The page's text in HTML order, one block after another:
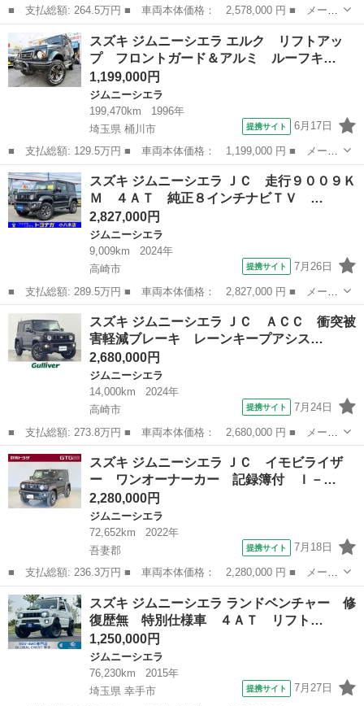
■ 支払総額: 264.5万円 ■ 車両本体価格： 2,578,000 円 ■ メーカ
ー名： スズキ ■ 車種名： ジムニーシエラ ■ グレード名： Ｊ
Ｌ パートタイム４ＷＤ セーフティサポート ディスプレイオーデ
ィオ バ...
太田市 ジムニーシエラ
スズキ ジムニーシエラ エルク リフトアッ
プ フロントガード＆アルミ ルーフキ…
1,199,000円
ジムニーシエラ
199,470km
1996年
埼玉県 桶川市
提携サイト 6月17日
■ 支払総額: 129.5万円 ■ 車両本体価格： 1,199,000 円 ■ メーカ
ー名： スズキ ■ 車種名： ジムニーシエラ ■ グレード名： エ
ルク リフトアップ フロントガード＆アルミ ルーフキャリア付
■ 排気...
埼玉 桶川市 ジムニーシエラ
スズキ ジムニーシエラ ＪＣ 走行９００９Ｋ
Ｍ ４ＡＴ 純正８インチナビＴＶ …
2,827,000円
ジムニーシエラ
9,009km
2024年
高崎市
提携サイト 7月26日
■ 支払総額: 289.5万円 ■ 車両本体価格： 2,827,000 円 ■ メーカ
ー名： スズキ ■ 車種名： ジムニーシエラ ■ グレード名： Ｊ
Ｃ 走行９００９ＫＭ ４ＡＴ 純正８インチナビＴＶ ブルートゥ
ース接続...
群馬 高崎市 ジムニーシエラ
スズキ ジムニーシエラ ＪＣ ＡＣＣ 衝突被
害軽減ブレーキ レーンキープアシス…
2,680,000円
ジムニーシエラ
14,000km
2024年
高崎市
提携サイト 7月24日
■ 支払総額: 273.8万円 ■ 車両本体価格： 2,680,000 円 ■ メーカ
ー名： スズキ ■ 車種名： ジムニーシエラ ■ グレード名： Ｊ
Ｃ ＡＣＣ 衝突被害軽減ブレーキ レーンキープアシスト オート
ＬＥＤラ...
群馬 高崎市 ジムニーシエラ
スズキ ジムニーシエラ ＪＣ イモビライザ
ー ワンオーナーカー 記録簿付 Ｉ－…
2,280,000円
ジムニーシエラ
72,652km
2022年
吾妻郡
提携サイト 7月18日
■ 支払総額: 236.3万円 ■ 車両本体価格： 2,280,000 円 ■ メーカ
ー名： スズキ ■ 車種名： ジムニーシエラ ■ グレード名： Ｊ
Ｃ イモビライザー ワンオーナーカー 記録簿付 Ｉ－ＳＴＯＰ
インテリ...
群馬 吾妻郡 ジムニーシエラ
スズキ ジムニーシエラ ランドベンチャー 修
復歴無 特別仕様車 ４ＡＴ リフト…
1,250,000円
ジムニーシエラ
76,230km
2015年
埼玉県 幸手市
提携サイト 7月27日